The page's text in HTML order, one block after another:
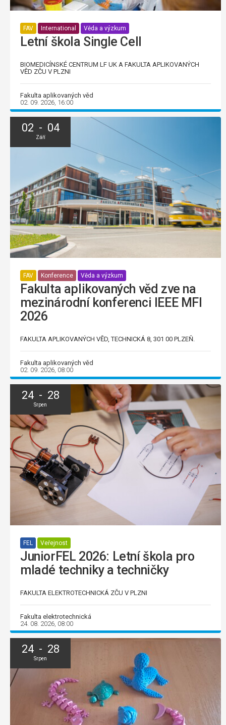
FAV International Věda a výzkum
Letní škola Single Cell
BIOMEDICÍNSKÉ CENTRUM LF UK A FAKULTA APLIKOVANÝCH
VĚD ZČU V PLZNI
Fakulta aplikovaných věd
02. 09. 2026, 16:00
02 - 04
Září
FAV Konference Věda a výzkum
Fakulta aplikovaných věd zve na
mezinárodní konferenci IEEE MFI
2026
FAKULTA APLIKOVANÝCH VĚD, TECHNICKÁ 8, 301 00 PLZEŇ.
Fakulta aplikovaných věd
02. 09. 2026, 08:00
24 - 28
Srpen
FEL Veřejnost
JuniorFEL 2026: Letní škola pro
mladé techniky a techničky
FAKULTA ELEKTROTECHNICKÁ ZČU V PLZNI
Fakulta elektrotechnická
24. 08. 2026, 08:00
24 - 28
Srpen